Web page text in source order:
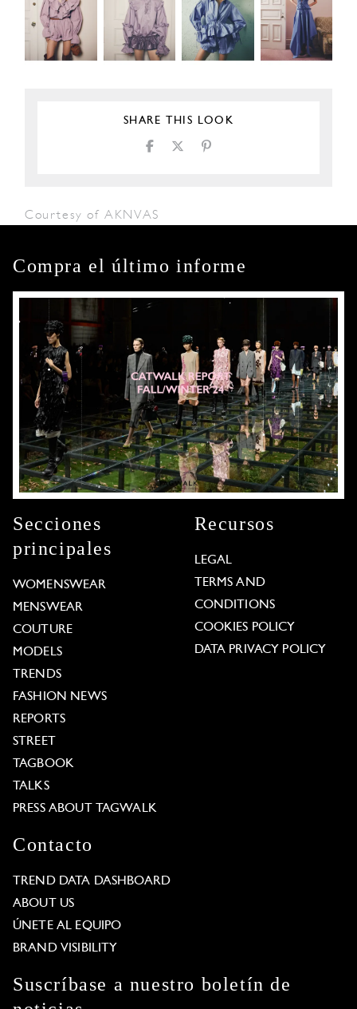
SHARE THIS LOOK
Courtesy of AKNVAS
Compra el último informe
Secciones
principales
WOMENSWEAR
MENSWEAR
COUTURE
MODELS
TRENDS
FASHION NEWS
REPORTS
STREET
TAGBOOK
TALKS
PRESS ABOUT TAGWALK
Recursos
LEGAL
TERMS AND
CONDITIONS
COOKIES POLICY
DATA PRIVACY POLICY
Contacto
TREND DATA DASHBOARD
ABOUT US
ÚNETE AL EQUIPO
BRAND VISIBILITY
Suscríbase a nuestro boletín de